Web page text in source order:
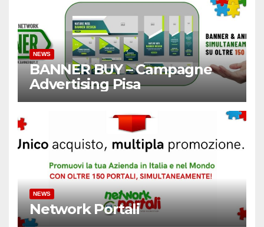
NEWS
BANNER BUY – Campagne
Advertising Pisa
NEWS
Network Portali